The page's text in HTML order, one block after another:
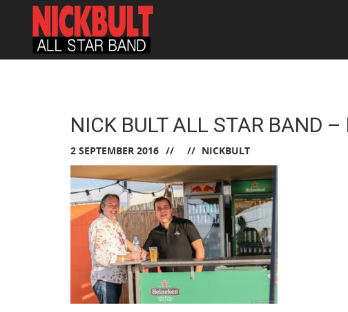
NICK BULT ALL STAR BAND
2 SEPTEMBER 2016 NICKBULT